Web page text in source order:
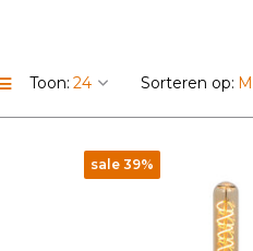
Toon: Sorteren op:
sale 39%